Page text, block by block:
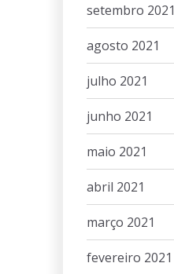
setembro 2021
agosto 2021
julho 2021
junho 2021
maio 2021
abril 2021
março 2021
fevereiro 2021